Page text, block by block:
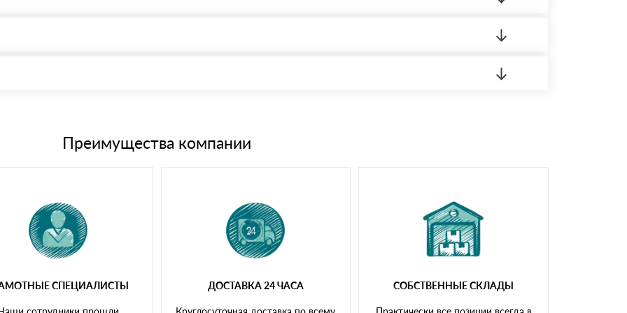
банковским картамПреимущества компании
СПЕЦИАЛИСТЫ ДОСТАВКА 24 ЧАСА СОБСТВЕННЫЕ СКЛАДЫ